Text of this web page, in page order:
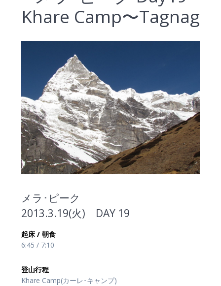
Khare Camp〜Tagnag
メラ･ピーク
2013.3.19(火) DAY 19
起床 / 朝食
6:45 / 7:10
登山行程
Khare Camp(カーレ･キャンプ)